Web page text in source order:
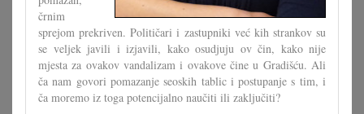
črnim
sprejom prekriven. Političari i zastupniki već kih strankov su
se veljek javili i izjavili, kako osudjuju ov čin, kako nije
mjesta za ovakov vandalizam i ovakove čine u Gradišću. Ali
ča nam govori pomazanje seoskih tablic i postupanje s tim, i
ča moremo iz toga potencijalno naučiti ili zaključiti?